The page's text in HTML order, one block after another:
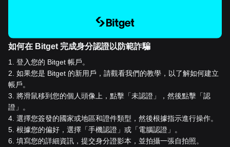
如何在 Bitget 完成身分認證以防範詐騙
1
登入您的 Bitget 帳戶。
2 如果您是 Bitget 的新用戶，請觀看我們的教學，以了解如何建立
帳戶。
3 將滑鼠移到您的個人頭像上，點擊「未認證」，然後點擊「認
證」。
4 選擇您簽發的國家或地區和證件類型，然後根據指示進行操作。
5 根據您的偏好，選擇「手機認證」或「電腦認證」。
6 填寫您的詳細資訊，提交身分證影本，並拍攝一張自拍照。